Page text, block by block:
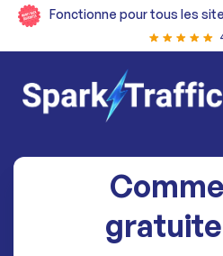
Fonctionne pour tous les